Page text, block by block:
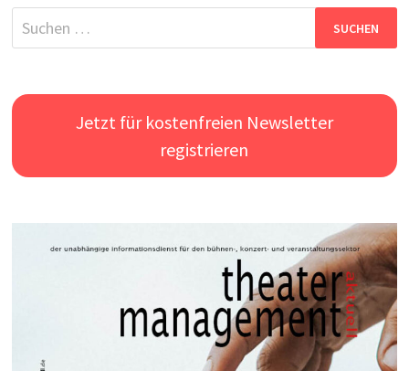
Suchen
nach:
Jetzt für kostenfreien Newsletter
registrieren